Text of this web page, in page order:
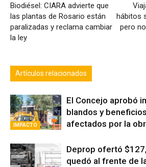
Biodiésel: CIARA advierte que
las plantas de Rosario están
paralizadas y reclama cambiar
la ley
hábitos
pero
Artículos relacionados
IMPACTO
El Concejo aprobó
blandos y
afectados por la
Deprop ofertó
quedó al frente de